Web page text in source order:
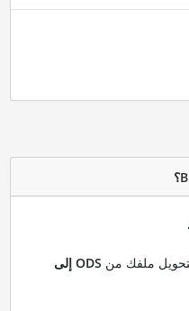
ODS إلى